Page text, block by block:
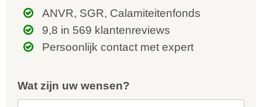
ANVR, SGR, Calamiteitenfonds
9,8 in 569 klantenreviews
Persoonlijk contact met expert
Wat zijn uw wensen?